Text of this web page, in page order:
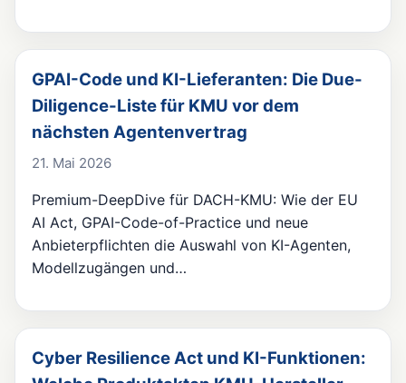
GPAI-Code und KI-Lieferanten: Die Due-
Diligence-Liste für KMU vor dem
nächsten Agentenvertrag
21. Mai 2026
Premium-DeepDive für DACH-KMU: Wie der EU
AI Act, GPAI-Code-of-Practice und neue
Anbieterpflichten die Auswahl von KI-Agenten,
Modellzugängen und…
Cyber Resilience Act und KI-Funktionen: